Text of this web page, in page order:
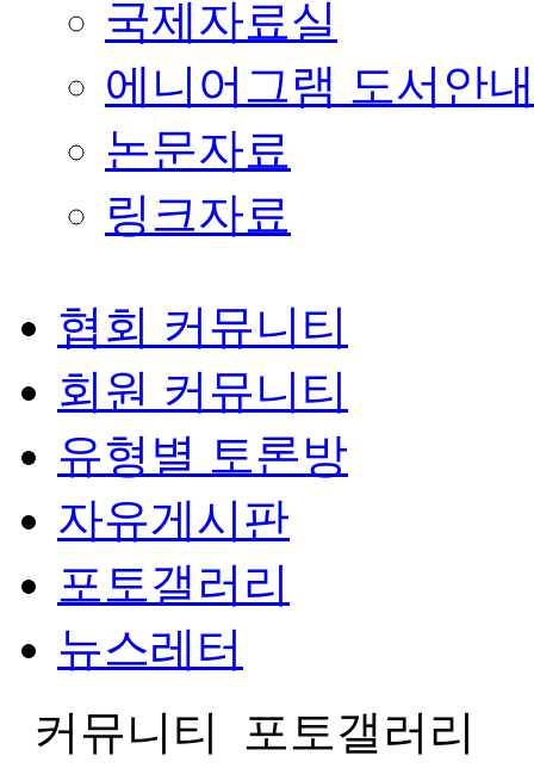
국제자료실
에니어그램 도서안내
논문자료
링크자료
협회 커뮤니티
회원 커뮤니티
유형별 토론방
자유게시판
포토갤러리
뉴스레터
커뮤니티
포토갤러리